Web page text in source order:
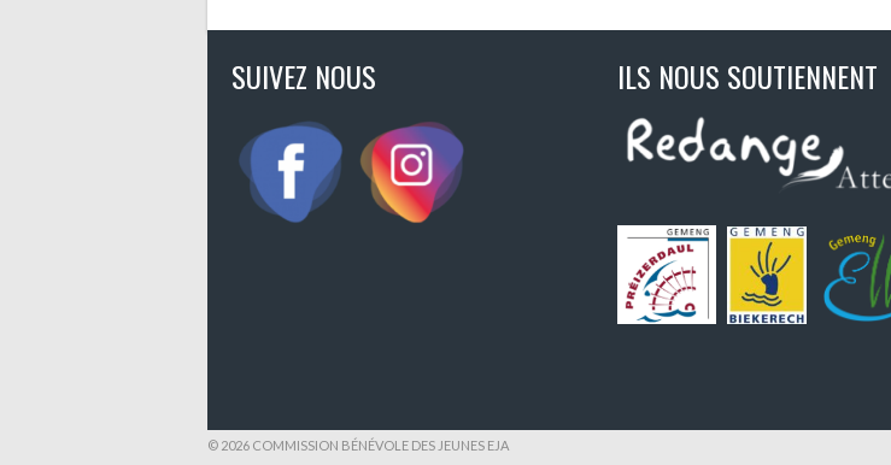
SUIVEZ NOUS ILS NOUS SOUTIENNENT
© 2026 COMMISSION BÉNÉVOLE DES JEUNES EJA